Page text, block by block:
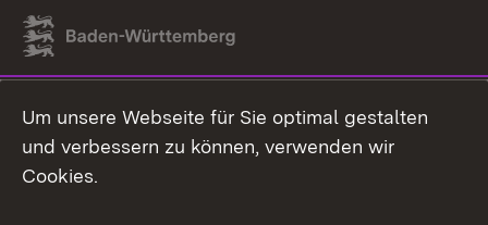
Link zum Landesportal
Um unsere Webseite für Sie optimal gestalten
und verbessern zu können, verwenden wir
Cookies.